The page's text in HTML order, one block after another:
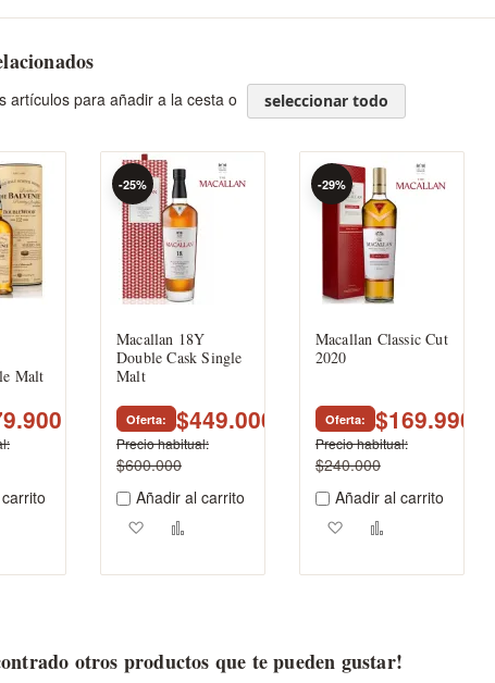
artículos para añadir a la cesta o seleccionar todo
Malt
a los favoritos
Añadir para comparar
Macallan 18Y
Double Cask Single
Malt
Oferta $449.000
-25%
Precio habitual
$600.000
Añadir al carrito
Agregar a los favoritos
Añadir para comparar
Macallan Classic Cut
2020
Oferta $169.990
-29%
Precio habitual
$240.000
Añadir al carrito
Agregar a los favoritos
otros productos que te pueden gustar!